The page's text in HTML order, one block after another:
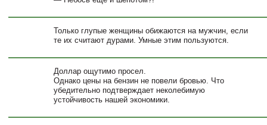
Только глупые женщины обижаются на мужчин, если
те их считают дурами. Умные этим пользуются.
Доллар ощутимо просел.
Однако цены на бензин не повели бровью. Что
убедительно подтверждает неколебимую
устойчивость нашей экономики.